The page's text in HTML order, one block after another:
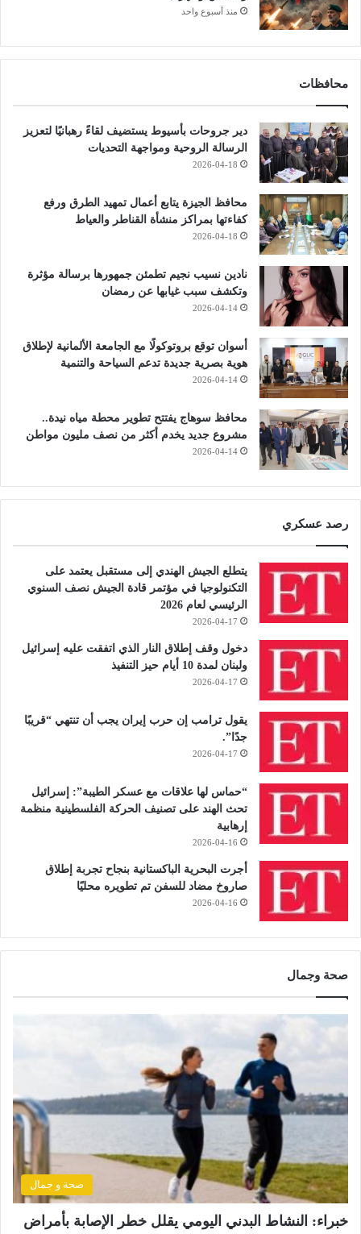
منذ أسبوع واحد
محافظات
دير جروحات بأسيوط يستضيف لقاءً رهبانيًا لتعزيز
الرسالة الروحية ومواجهة التحديات
2026-04-18
محافظ الجيزة يتابع أعمال تمهيد الطرق ورفع
كفاءتها بمراكز منشأة القناطر والعياط
2026-04-18
نادين نسيب نجيم تطمئن جمهورها برسالة مؤثرة
وتكشف سبب غيابها عن رمضان
2026-04-14
أسوان توقع بروتوكولًا مع الجامعة الألمانية لإطلاق
هوية بصرية جديدة تدعم السياحة والتنمية
2026-04-14
محافظ سوهاج يفتتح تطوير محطة مياه نيدة..
مشروع جديد يخدم أكثر من نصف مليون مواطن
2026-04-14
رصد عسكري
يتطلع الجيش الهندي إلى مستقبل يعتمد على
التكنولوجيا في مؤتمر قادة الجيش نصف السنوي
الرئيسي لعام 2026
2026-04-17
دخول وقف إطلاق النار الذي اتفقت عليه إسرائيل
ولبنان لمدة 10 أيام حيز التنفيذ
2026-04-17
يقول ترامب إن حرب إيران يجب أن تنتهي “قريبًا
جدًا”.
2026-04-17
“حماس لها علاقات مع عسكر الطيبة”: إسرائيل
تحث الهند على تصنيف الحركة الفلسطينية منظمة
إرهابية
2026-04-16
أجرت البحرية الباكستانية بنجاح تجربة إطلاق
صاروخ مضاد للسفن تم تطويره محليًا
2026-04-16
صحة وجمال
صحة و جمال
خبراء: النشاط البدني اليومي يقلل خطر الإصابة بأمراض